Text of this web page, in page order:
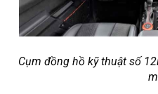
Cụm đồng hồ kỹ thuật số